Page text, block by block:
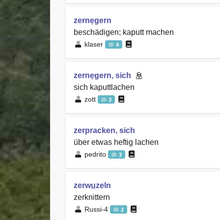
zernẹgern
beschädigen; kaputt machen
klaser 4
zernẹgern, sich
sich kaputtlachen
zott 3
zerpracken, sich
über etwas heftig lachen
pedrito 3
zerwu̲zeln
zerknittern
Russi-4 2